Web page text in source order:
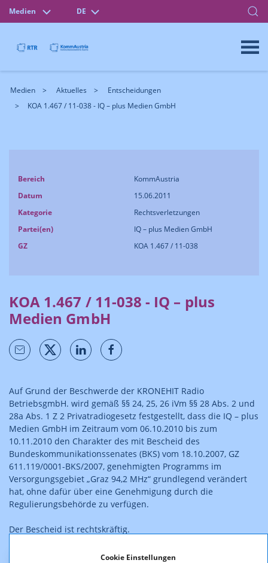
Cookie Einstellungen
Medien DE
Medien Aktuelles
Entscheidungen
KOA 1.467 / 11-038 - IQ – plus Medien GmbH
Bereich
KommAustria
Datum
15.06.2011
Kategorie
Rechtsverletzungen
Partei(en)
IQ – plus Medien GmbH
GZ
KOA 1.467 / 11-038
KOA 1.467 / 11-038 - IQ – plus
Medien GmbH
Auf Grund der Beschwerde der KRONEHIT Radio
BetriebsgmbH. wird gemäß §§ 24, 25, 26 iVm §§ 28 Abs. 2 und
28a Abs. 1 Z 2 Privatradiogesetz festgestellt, dass die IQ – plus
Medien GmbH im Zeitraum vom 06.10.2010 bis zum
10.11.2010 den Charakter des mit Bescheid des
Bundeskommunikationssenates (BKS) vom 18.10.2007, GZ
611.119/0001-BKS/2007, genehmigten Programms im
Versorgungsgebiet „Graz 94,2 MHz“ grundlegend verändert
hat, ohne dafür über eine Genehmigung durch die
Regulierungsbehörde zu verfügen.
Der Bescheid ist rechtskräftig.